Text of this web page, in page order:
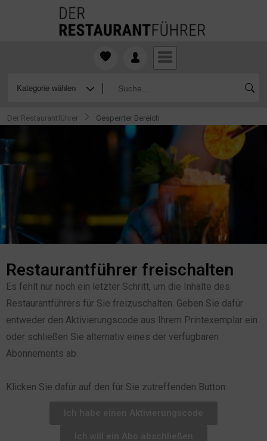
Der Restaurantführer Gesperrter Bereich
Restaurantführer freischalten
Es fehlt nur noch ein letzter Schritt, um die Inhalte des
Restaurantführers für Sie freizuschalten. Geben Sie dafür
entweder den Aktivierungscode aus Ihrem Printexemplar ein
oder schließen Sie alternativ eines der verfügbaren
Abonnements ab.
Klicken Sie dafür auf den für Sie zutreffenden Button: